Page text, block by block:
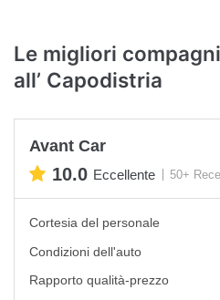
Le migliori
all’ Capodistria
Avant Car
10.0 Eccellente 50+
Cortesia del personale
Condizioni dell'auto
Rapporto qualità-prezzo